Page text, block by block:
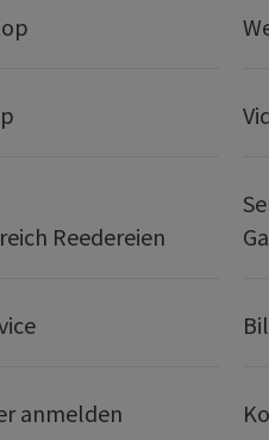
Reedereien
anmelden